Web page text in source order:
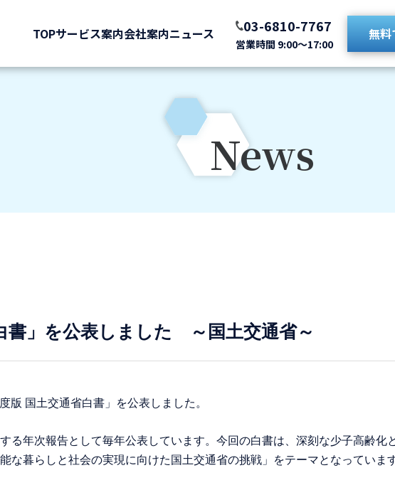
TOPサービス案内会社案内ニュース 03-6810-7767
営業時間 9:00〜17:00
無料
News
書」を公表しました ～国土交通省～
版 国土交通省白書」を公表しました。
る年次報告として毎年公表しています。今回の白書は、深刻な少子高齢化
な暮らしと社会の実現に向けた国土交通省の挑戦」をテーマとなっています